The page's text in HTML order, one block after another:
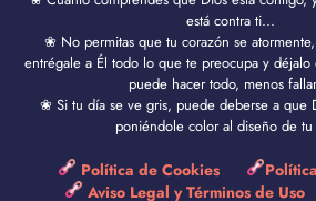
está contra ti...
❀ No permitas que tu corazón se
entrégale a Él todo lo que te preocupa y déjalo
puede hacer todo, menos
❀ Si tu día se ve gris, puede deberse a que
poniéndole color al diseño de tu
Política de Cookies
Aviso Legal y Términos de Uso